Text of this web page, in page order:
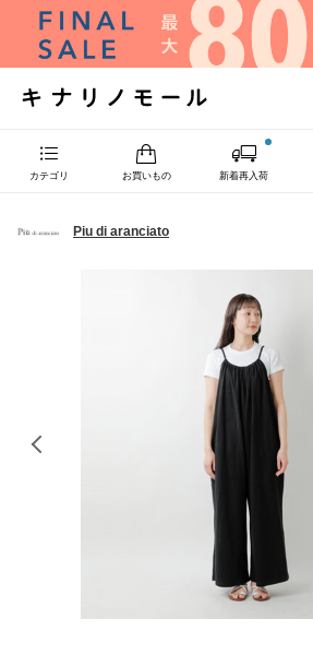
カテゴリ お買いもの 新着再入荷
Piu di aranciato